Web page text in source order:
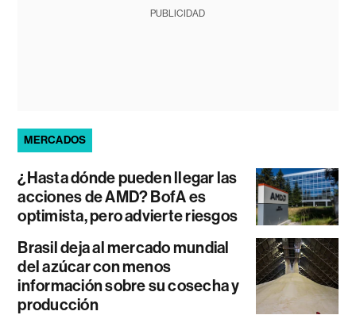
PUBLICIDAD
MERCADOS
¿Hasta dónde pueden llegar las
acciones de AMD? BofA es
optimista, pero advierte riesgos
Brasil deja al mercado mundial
del azúcar con menos
información sobre su cosecha y
producción